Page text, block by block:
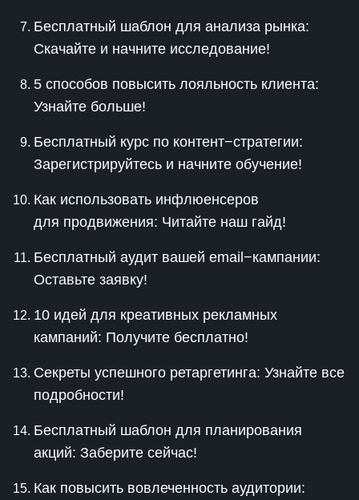
Бесплатный шаблон для анализа рынка:
Скачайте и начните исследование!
5 способов повысить лояльность клиента:
Узнайте больше!
Бесплатный курс по контент−стратегии:
Зарегистрируйтесь и начните обучение!
Как использовать инфлюенсеров
для продвижения: Читайте наш гайд!
Бесплатный аудит вашей email−кампании:
Оставьте заявку!
10 идей для креативных рекламных
кампаний: Получите бесплатно!
Секреты успешного ретаргетинга: Узнайте все
подробности!
Бесплатный шаблон для планирования
акций: Заберите сейчас!
Как повысить вовлеченность аудитории: